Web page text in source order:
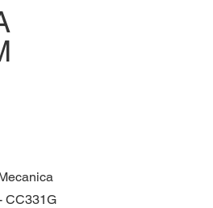
CC331G